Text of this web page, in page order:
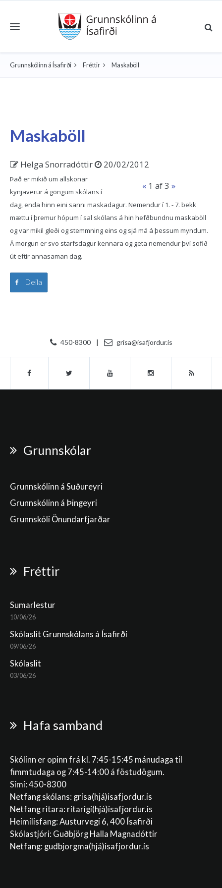
Toggle navigation
Grunnskólinn á Ísafirði Fréttir Maskaböll
Maskaböll
Helga Snorradóttir
20/02/2012
« 1 af 3 »
Það er mikið um allskonar
kynjaverur á göngum skólans í
dag, enda hinn eini sanni maskadagur. Nemendur í 1. - 7. bekk
mættu í þremur hópum í sal skólans á hin hefðbundnu maskaböll
og var mikil gleði og stemmning eins og sjá má á þessum myndum.
Á morgun er svo starfsdagur kennara og geta nemendur því sofið
út eftir annasaman dag.
Deila
450-8300 | grisa@isafjordur.is
Grunnskólar
Grunnskólinn á Suðureyri
Grunnskólinn á Þingeyri
Grunnskóli Önundarfjarðar
Fréttir
Sumarlestur
10/06/26
Skólaslit Grunnskólans á Ísafirði
09/06/26
Skólaslit
03/06/26
Hafa samband
Skólinn er opinn frá kl. 7:45-15:45 mánudaga til
fimmtudaga og 7:45-14:00 á föstudögum.
Sími: 450-8300
Netfang skólans: grisa(hjá)isafjordur.is
Netfang ritara: ritarigi(hjá)isafjordur.is
Heimilisfang: Austurvegi 6, 400 Ísafirði
Skólastjóri: Guðbjörg Halla Magnadóttir
Netfang: gudbjorgma(hjá)isafjordur.is